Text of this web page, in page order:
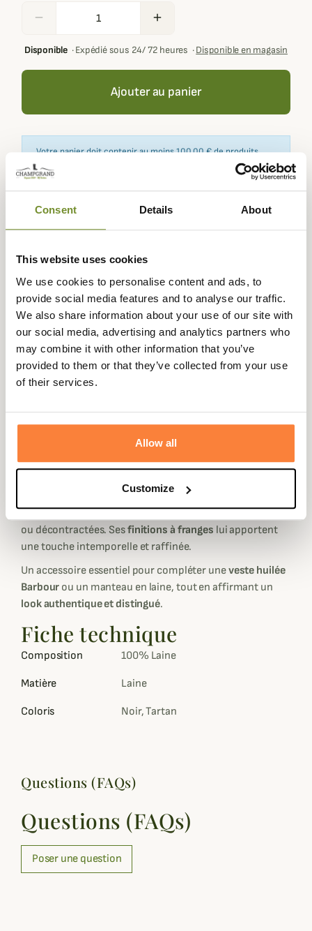
Consent Details About
This website uses cookies
We use cookies to personalise content and ads, to
provide social media features and to analyse our traffic.
We also share information about your use of our site with
our social media, advertising and analytics partners who
may combine it with other information that you’ve
provided to them or that they’ve collected from your use
of their services.
Allow all
Customize
remove add
Disponible·Expédié sous 24/ 72 heures ·Disponible en magasin
Ajouter au panier
Votre panier doit contenir au moins 100,00 € de produits
pour pouvoir obtenir des récompenses fidélité.
la journée
retour sous
Description
LaEcharpe Tartan en Laine Barbour
en100 % laine d’agneau, cette écharpe alliedouceur,
chaleur et élégance naturelle, parfaite pour affronter les
maison Barbour, évoque l’héritage écossais et se marie
aisément avec toutes vos tenues, qu’elles soient habillées
ou décontractées. Sesfinitions à franges lui apportent
une touche intemporelle et raffinée.
Un accessoire essentiel pour compléter uneveste huilée
Barbour ou un manteau en laine, tout en affirmant un
look authentique et distingué.
Fiche technique
Composition 100% Laine
Matière Laine
Coloris Noir, Tartan
Questions (FAQs)
Questions (FAQs)
Poser une question